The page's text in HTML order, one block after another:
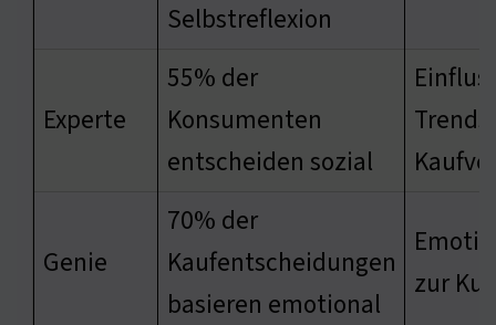
Selbstreflexion
Experte
55% der
Konsumenten
entscheiden sozial
Genie
70% der
Kaufentscheidungen
basieren emotional
zur